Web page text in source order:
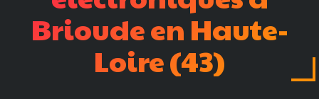
BrioudeenHaute-
Loire(43)